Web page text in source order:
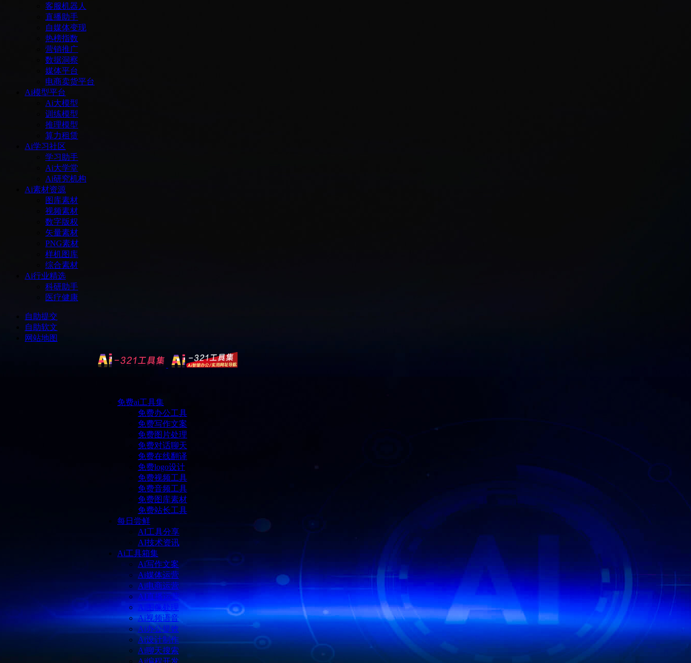
客服机器人
直播助手
自媒体变现
热榜指数
营销推广
数据洞察
媒体平台
电商卖货平台
Ai模型平台
Ai大模型
训练模型
推理模型
算力租赁
Ai学习社区
学习助手
Ai大学堂
Ai研究机构
Ai素材资源
图库素材
视频素材
数字版权
矢量素材
PNG素材
样机图库
综合素材
Ai行业精选
科研助手
医疗健康
自助提交
自助软文
网站地图
免费ai工具集
免费办公工具
免费写作文案
免费图片处理
免费对话聊天
免费在线翻译
免费logo设计
免费视频工具
免费音频工具
免费图库素材
免费站长工具
每日尝鲜
AI工具分享
AI技术资讯
Ai工具箱集
Ai写作文案
Ai媒体运营
Ai电商运营
AI直播运营
Ai图像处理
Ai视频语音
Ai办公提效
Ai设计制作
Ai聊天搜索
Ai编程开发